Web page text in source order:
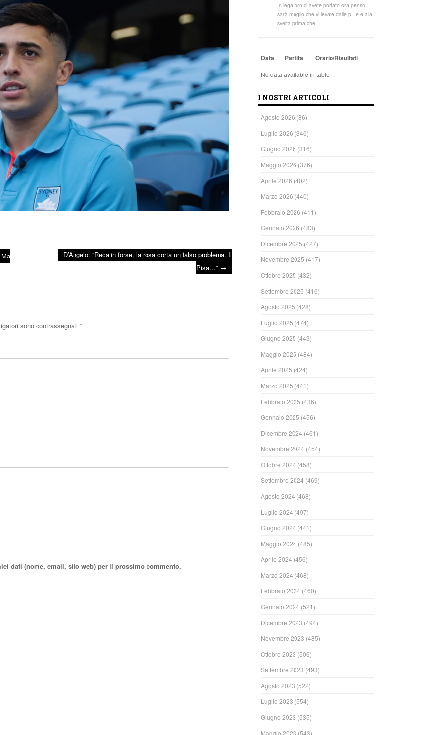
Ma
D’Angelo: “Reca in forse, la rosa corta un falso problema. Il
Pisa…” →
sono contrassegnati *
dati (nome, email, sito web) per il prossimo commento.
In lega pro ci avete portato ora penso
sarà meglio che vi levate dalle p...e e alla
svelta prima che…
Data Partita Orario/Risultati
No data available in table
I NOSTRI ARTICOLI
Agosto 2026 (86)
Luglio 2026 (346)
Giugno 2026 (316)
Maggio 2026 (376)
Aprile 2026 (402)
Marzo 2026 (440)
Febbraio 2026 (411)
Gennaio 2026 (483)
Dicembre 2025 (427)
Novembre 2025 (417)
Ottobre 2025 (432)
Settembre 2025 (416)
Agosto 2025 (428)
Luglio 2025 (474)
Giugno 2025 (443)
Maggio 2025 (484)
Aprile 2025 (424)
Marzo 2025 (441)
Febbraio 2025 (436)
Gennaio 2025 (456)
Dicembre 2024 (461)
Novembre 2024 (454)
Ottobre 2024 (458)
Settembre 2024 (469)
Agosto 2024 (468)
Luglio 2024 (497)
Giugno 2024 (441)
Maggio 2024 (485)
Aprile 2024 (456)
Marzo 2024 (468)
Febbraio 2024 (460)
Gennaio 2024 (521)
Dicembre 2023 (494)
Novembre 2023 (485)
Ottobre 2023 (506)
Settembre 2023 (493)
Agosto 2023 (522)
Luglio 2023 (554)
Giugno 2023 (535)
Maggio 2023 (543)